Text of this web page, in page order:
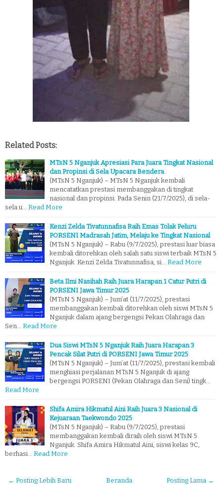
Related Posts:
MTsN 5 Nganjuk Apresiasi Para Juara Tingkat Nasional
dan Propinsi di Sela Upacara Bendera
(MTsN 5 Nganjuk) – MTsN 5 Nganjuk kembali
mencatatkan prestasi membanggakan di tingkat
nasional dan propinsi. Pada Senin (21/7/2025), di sela-
sela u…
Read More
Kenzi Zelda Tivatunnafisa Raih Emas Tolak Peluru
PORSENI Madrasah Jatim, Melaju ke Tingkat Nasional
(MTsN 5 Nganjuk) – Rabu (9/7/2025), prestasi luar biasa
kembali ditorehkan oleh salah satu siswi terbaik MTsN 5
Nganjuk. Kenzi Zelda Tivatunnafisa, si…
Read More
Beta Ilmi Nasihah Raih Juara Harapan 1 Catur Putri di
PORSENI Jawa Timur 2025
(MTsN 5 Nganjuk) – Jum’at (11/7/2025), prestasi
membanggakan kembali ditorehkan oleh siswi MTsN 5
Nganjuk dalam ajang bergengsi Pekan Olahraga dan
Sen…
Read More
Dua Siswi MTsN 5 Nganjuk Raih Juara Harapan 3
Pencak Silat Putri di PORSENI Jawa Timur 2025
(MTsN 5 Nganjuk) – Jum’at (11/7/2025), prestasi kembali
menghiasi perjalanan MTsN 5 Nganjuk di ajang
bergengsi PORSENI (Pekan Olahraga dan Seni) tingk…
Read More
Shifa Amira Hikmatul Aini Raih Juara 3 Nasional di
Kejuaraan Taekwondo 2025
(MTsN 5 Nganjuk) – Rabu (9/7/2025), prestasi
membanggakan kembali diraih oleh siswi MTsN 5
Nganjuk. Shifa Amira Hikmatul Aini, siswi kelas 9C,
berhasi…
Read More
← Posting Lebih Baru Posting Lama →
Beranda